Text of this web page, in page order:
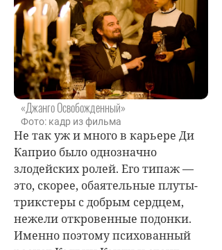
«Джанго Освобожденный»
Фото: кадр из фильма
Не так уж и много в карьере Ди
Каприо было однозначно
злодейских ролей. Его типаж —
это, скорее, обаятельные плуты-
трикстеры с добрым сердцем,
нежели откровенные подонки.
Именно поэтому психованный